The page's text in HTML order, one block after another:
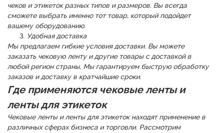
чеков и этикеток разных типов и размеров. Вы всегда
сможете выбрать именно тот товар, который подойдет
вашему оборудованию.
Удобная доставка
Мы предлагаем гибкие условия доставки. Вы можете
заказать чековую ленту и другие товары с доставкой в
любой регион страны. Мы гарантируем быструю обработку
заказов и доставку в кратчайшие сроки.
Где применяются чековые ленты и
ленты для этикеток
Чековые ленты и ленты для этикеток находят применение в
различных сферах бизнеса и торговли. Рассмотрим